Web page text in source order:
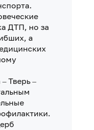
ДТП, но за
а
Тверь –